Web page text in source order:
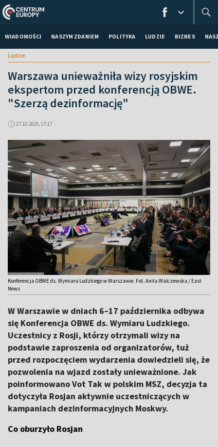
WIADOMOŚCI NASZYM ZDANIEM POLITYKA LUDZIE BIZNES
Ludzie
Warszawa unieważniła wizy rosyjskim
ekspertom przed konferencją OBWE.
"Szerzą dezinformację"
17.10.2025, 17:17
Konferencja OBWE ds. Wymiaru Ludzkiego w Warszawie. Fot. Anita Walczewska / East
News
W Warszawie w dniach 6–17 października odbywa
się Konferencja OBWE ds. Wymiaru Ludzkiego.
Uczestnicy z Rosji, którzy otrzymali wizy na
podstawie zaproszenia od organizatorów, tuż
przed rozpoczęciem wydarzenia dowiedzieli się, że
pozwolenia na wjazd zostały unieważnione. Jak
poinformowano Vot Tak w polskim MSZ, decyzja ta
dotyczyła Rosjan aktywnie uczestniczących w
kampaniach dezinformacyjnych Moskwy.
Co oburzyło Rosjan